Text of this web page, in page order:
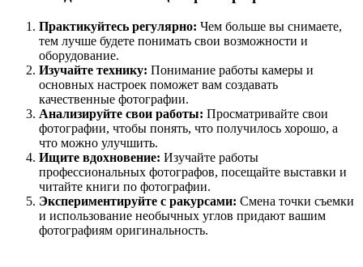
Практикуйтесь регулярно: Чем больше вы снимаете,
тем лучше будете понимать свои возможности и
оборудование.
Изучайте технику: Понимание работы камеры и
основных настроек поможет вам создавать
качественные фотографии.
Анализируйте свои работы: Просматривайте свои
фотографии, чтобы понять, что получилось хорошо, а
что можно улучшить.
Ищите вдохновение: Изучайте работы
профессиональных фотографов, посещайте выставки и
читайте книги по фотографии.
Экспериментируйте с ракурсами: Смена точки съемки
и использование необычных углов придают вашим
фотографиям оригинальность.